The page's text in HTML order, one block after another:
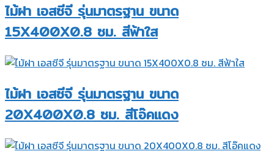
ไม้ฝา เอสซีจี รุ่นมาตรฐาน ขนาด
15X400X0.8 ซม. สีฟ้าใส
ไม้ฝา เอสซีจี รุ่นมาตรฐาน ขนาด
20X400X0.8 ซม. สีโอ๊คแดง